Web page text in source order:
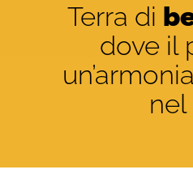
Terra di
dove il
nel